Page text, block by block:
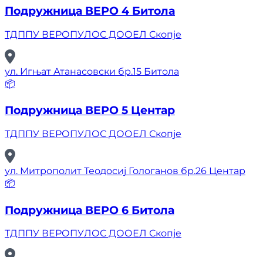
Подружница ВЕРО 4 Битола
ТДППУ ВЕРОПУЛОС ДООЕЛ Скопје
ул. Игњат Атанасовски бр.15 Битола
📦
Подружница ВЕРО 5 Центар
ТДППУ ВЕРОПУЛОС ДООЕЛ Скопје
ул. Митрополит Теодосиј Гологанов бр.26 Центар
📦
Подружница ВЕРО 6 Битола
ТДППУ ВЕРОПУЛОС ДООЕЛ Скопје